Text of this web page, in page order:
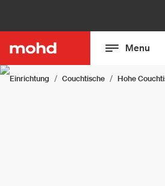
Menu
Einrichtung Couchtische Hohe